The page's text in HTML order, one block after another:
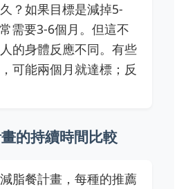
？如果目標是減掉5-
需要3-6個月。但這不
的身體反應不同。有些
可能兩個月就達標；反
的持續時間比較
脂餐計畫，每種的推薦